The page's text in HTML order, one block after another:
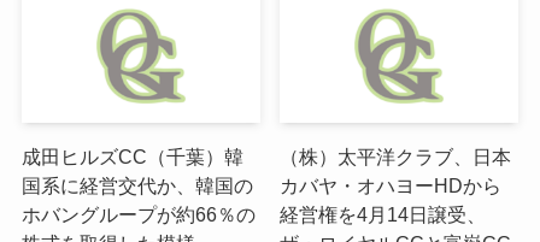
成田ヒルズCC（千葉）韓
国系に経営交代か、韓国の
ホバングループが約66％の
（株）太平洋クラブ、日本
カバヤ・オハヨーHDから
経営権を4月14日譲受、